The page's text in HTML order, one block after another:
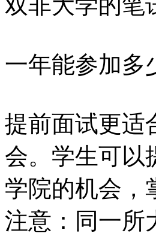
一年能参加多
提前面试更适
会。学生可以
学院的机会，
注意：同一所